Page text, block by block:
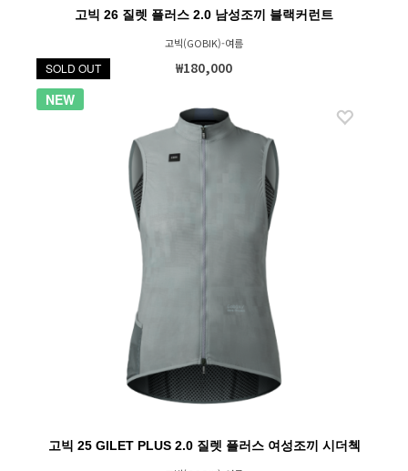
고빅 26 질렛 플러스 2.0 남성조끼 블랙커런트
고빅(GOBIK)-여름
₩180,000
SOLD OUT
NEW
고빅 25 GILET PLUS 2.0 질렛 플러스 여성조끼 시더첵